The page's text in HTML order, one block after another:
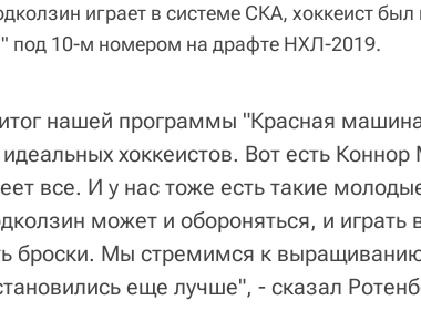
играет в системе СКА, хоккеист
под 10-м номером на драфте НХЛ-2019.
нашей программы "Красная
идеальных хоккеистов. Вот есть
все. И у нас тоже есть такие
может и обороняться, и играть
броски. Мы стремимся к выращиванию
еще лучше", - сказал